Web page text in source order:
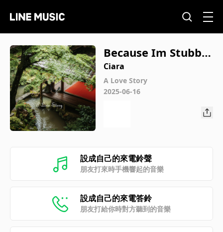
Because Im Stubbo
rn
Ciara
A Love Story
2025-06-16
設成自己的來電鈴聲
朋友打來時手機響起的音樂
設成自己的來電答鈴
朋友打給你時對方聽到的音樂